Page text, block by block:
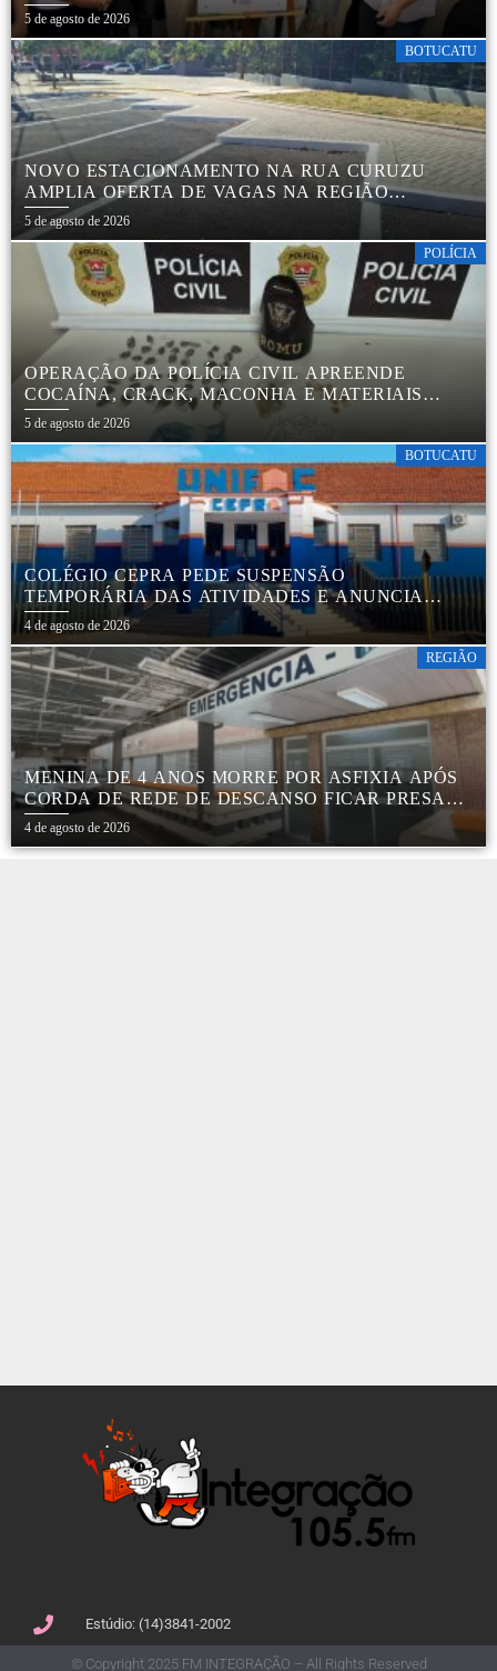
CUIDADO ESPECIALIZADO COM CRIANÇAS E
FAMÍLIAS
5 de agosto de 2026
BOTUCATU
NOVO ESTACIONAMENTO NA RUA CURUZU
AMPLIA OFERTA DE VAGAS NA REGIÃO
CENTRAL
5 de agosto de 2026
POLÍCIA
OPERAÇÃO DA POLÍCIA CIVIL APREENDE
COCAÍNA, CRACK, MACONHA E MATERIAIS
PARA EMBALAR DROGAS EM BOTUCATU
5 de agosto de 2026
BOTUCATU
COLÉGIO CEPRA PEDE SUSPENSÃO
TEMPORÁRIA DAS ATIVIDADES E ANUNCIA
REESTRUTURAÇÃO EM BOTUCATU
4 de agosto de 2026
REGIÃO
MENINA DE 4 ANOS MORRE POR ASFIXIA APÓS
CORDA DE REDE DE DESCANSO FICAR PRESA
AO PESCOÇO EM MARÍLIA
4 de agosto de 2026
Estúdio: (14)3841-2002
© Copyright 2025 FM INTEGRAÇÃO – All Rights Reserved